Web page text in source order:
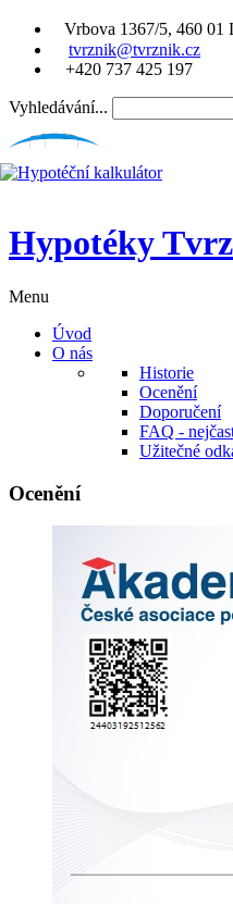
Vrbova 1367/5, 460 01
tvrznik@tvrznik.cz
+420 737 425 197
Vyhledávání...
Hypotéky
Menu
Úvod
O nás
Historie
Ocenění
Doporučení
FAQ -
Užitečné
Ocenění